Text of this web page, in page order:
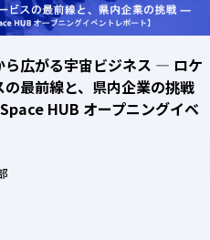
ら広がる宇宙ビジネス ― ロケ
最前線と、県内企業の挑戦
HUB オープニングイベ